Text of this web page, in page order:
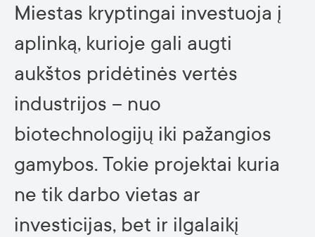
Miestas kryptingai investuoja į
aplinką, kurioje gali augti
aukštos pridėtinės vertės
industrijos – nuo
biotechnologijų iki pažangios
gamybos. Tokie projektai kuria
ne tik darbo vietas ar
investicijas, bet ir ilgalaikį